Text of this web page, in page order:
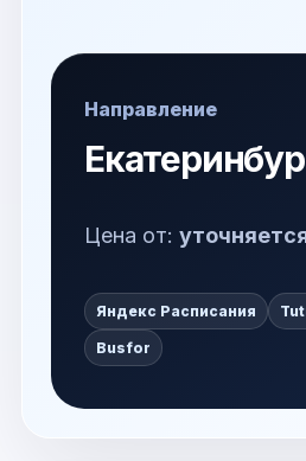
Направление
Цена от:
Яндекс Расписания
Busfor